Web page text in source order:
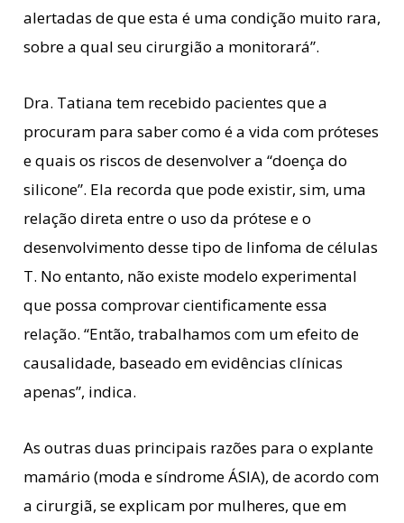
alertadas de que esta é uma condição muito rara,
sobre a qual seu cirurgião a monitorará”.
Dra. Tatiana tem recebido pacientes que a
procuram para saber como é a vida com próteses
e quais os riscos de desenvolver a “doença do
silicone”. Ela recorda que pode existir, sim, uma
relação direta entre o uso da prótese e o
desenvolvimento desse tipo de linfoma de células
T. No entanto, não existe modelo experimental
que possa comprovar cientificamente essa
relação. “Então, trabalhamos com um efeito de
causalidade, baseado em evidências clínicas
apenas”, indica.
As outras duas principais razões para o explante
mamário (moda e síndrome ÁSIA), de acordo com
a cirurgiã, se explicam por mulheres, que em